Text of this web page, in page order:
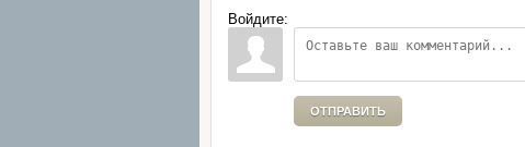
Войдите:
ОТПРАВИТЬ